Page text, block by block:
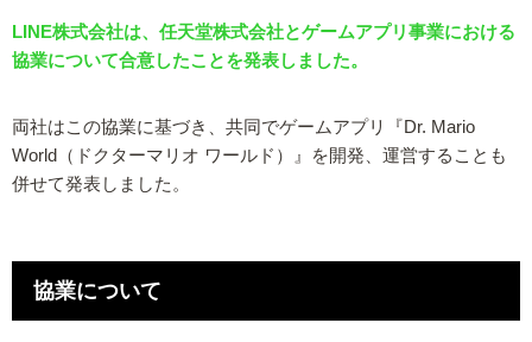
LINE株式会社は、任天堂株式会社とゲームアプリ事業における
協業について合意したことを発表しました。
両社はこの協業に基づき、共同でゲームアプリ『Dr. Mario
World（ドクターマリオ ワールド）』を開発、運営することも
併せて発表しました。
協業について